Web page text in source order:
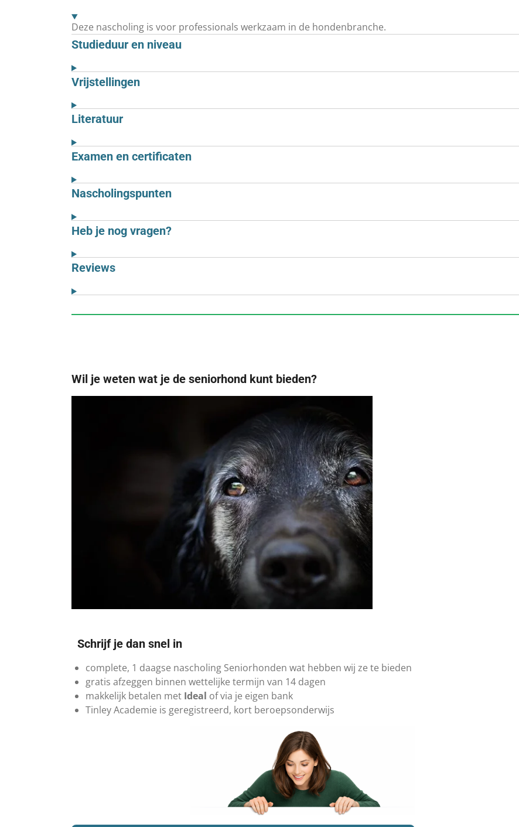
Deze nascholing is voor professionals werkzaam in de hondenbranche.
Studieduur en niveau
Vrijstellingen
Literatuur
Examen en certificaten
Nascholingspunten
Heb je nog vragen?
Reviews
Wil je weten wat je de seniorhond kunt bieden?
Schrijf je dan snel in
​complete, 1 daagse nascholing Seniorhonden wat hebben wij ze te bieden
gratis afzeggen binnen wettelijke termijn van 14 dagen
makkelijk betalen met Ideal of via je eigen bank
Tinley Academie is geregistreerd, kort beroepsonderwijs